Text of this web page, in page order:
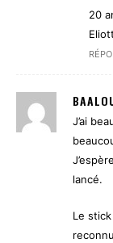
20
J’ai
lancé.
Le